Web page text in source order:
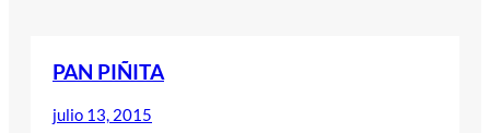
PAN PIÑITA
julio 13, 2015